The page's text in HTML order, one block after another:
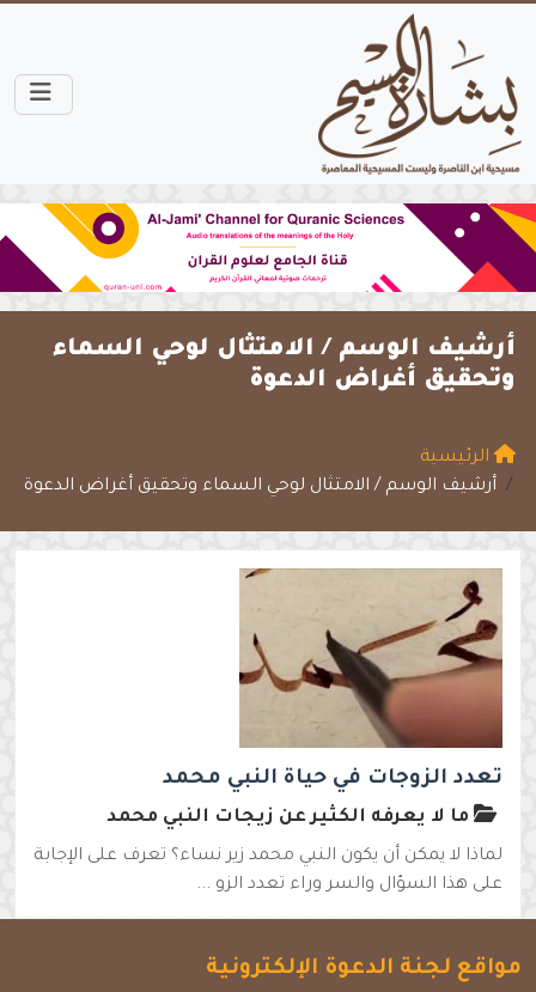
أرشيف الوسم / الامتثال لوحي السماء
وتحقيق أغراض الدعوة
الرئيسية
أرشيف الوسم / الامتثال لوحي السماء وتحقيق أغراض الدعوة
تعدد الزوجات في حياة النبي محمد
ما لا يعرفه الكثير عن زيجات النبي محمد
لماذا لا يمكن أن يكون النبي محمد زير نساء؟ تعرف على الإجابة
على هذا السؤال والسر وراء تعدد الزو ...
مواقع لجنة الدعوة الإلكترونية